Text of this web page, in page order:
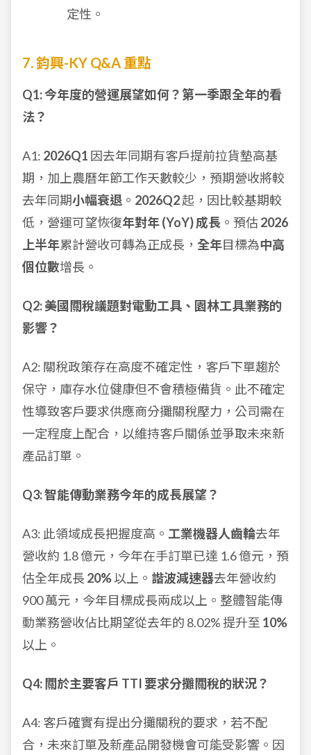
定性。
7. 鈞興-KY Q&A 重點
Q1: 今年度的營運展望如何？第一季跟全年的看
法？
A1: 2026Q1 因去年同期有客戶提前拉貨墊高基
期，加上農曆年節工作天數較少，預期營收將較
去年同期小幅衰退 。 2026Q2起，因比較基期較
低，營運可望恢復年對年 (YoY) 成長 。預估2026
上半年累計營收可轉為正成長， 全年目標為中高
個位數增長。
Q2: 美國關稅議題對電動工具、園林工具業務的
影響？
A2: 關稅政策存在高度不確定性，客戶下單趨於
保守，庫存水位健康但不會積極備貨。此不確定
性導致客戶要求供應商分攤關稅壓力，公司需在
一定程度上配合，以維持客戶關係並爭取未來新
產品訂單。
Q3: 智能傳動業務今年的成長展望？
A3: 此領域成長把握度高。 工業機器人齒輪去年
營收約 1.8 億元，今年在手訂單已達 1.6 億元，預
估全年成長 20%以上。 諧波減速器去年營收約
900 萬元，今年目標成長兩成以上。整體智能傳
動業務營收佔比期望從去年的 8.02% 提升至 10%
以上。
Q4: 關於主要客戶 TTI 要求分攤關稅的狀況？
A4: 客戶確實有提出分攤關稅的要求，若不配
合，未來訂單及新產品開發機會可能受影響。因